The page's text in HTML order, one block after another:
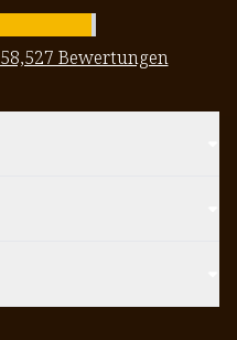
58,527 Bewertungen